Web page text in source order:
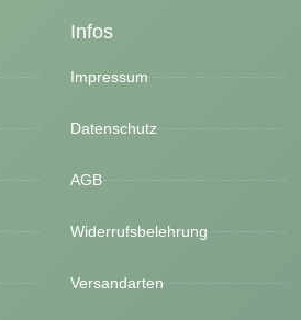
Infos
Impressum
Datenschutz
AGB
Widerrufsbelehrung
Versandarten